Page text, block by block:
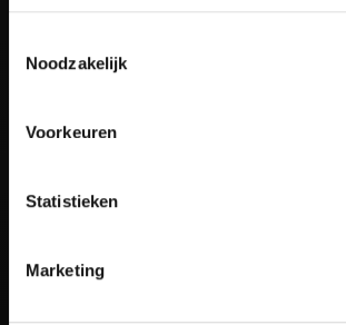
Noodzakelijk
Voorkeuren
Statistieken
Marketing